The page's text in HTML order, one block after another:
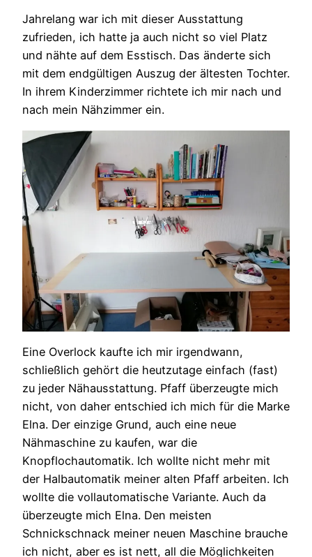
Jahrelang war ich mit dieser Ausstattung
zufrieden, ich hatte ja auch nicht so viel Platz
und nähte auf dem Esstisch. Das änderte sich
mit dem endgültigen Auszug der ältesten Tochter.
In ihrem Kinderzimmer richtete ich mir nach und
nach mein Nähzimmer ein.
Eine Overlock kaufte ich mir irgendwann,
schließlich gehört die heutzutage einfach (fast)
zu jeder Nähausstattung. Pfaff überzeugte mich
nicht, von daher entschied ich mich für die Marke
Elna. Der einzige Grund, auch eine neue
Nähmaschine zu kaufen, war die
Knopflochautomatik. Ich wollte nicht mehr mit
der Halbautomatik meiner alten Pfaff arbeiten. Ich
wollte die vollautomatische Variante. Auch da
überzeugte mich Elna. Den meisten
Schnickschnack meiner neuen Maschine brauche
ich nicht, aber es ist nett, all die Möglichkeiten